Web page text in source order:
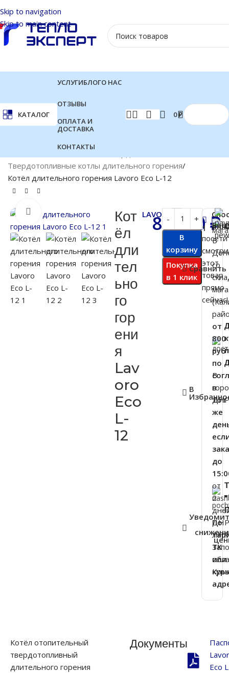
Skip to navigation
Skip to main content
КАТАЛОГ
УСЛУГИБЛОГО НАС
ОТЗЫВЫ
ОПЛАТА И
ДОСТАВКА
КОНТАКТЫ
0₽
Твердотопливные котлы длительного горения
Котёл длительного горения Lavoro Eco L-12
Нажмите, чтобы увеличить
Кот
ёл
дли
тел
ьно
го
гор
ени
я
Lav
oro
Eco
L-
12
LAVORO
85 200₽
В
корзину
Покупка
в 1 клик
Сравнить
В
1
этот
товар
прямо
сейчас!
В
со
В
от
800
руб
по
в
тот
же
до
от
2
По
ТК
или
Котёл отопительный
твердотопливный
длительного горения
Документы
Eco L